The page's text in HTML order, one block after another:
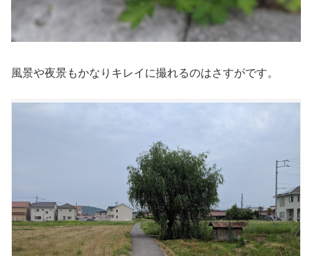
風景や夜景もかなりキレイに撮れるのはさすがです。